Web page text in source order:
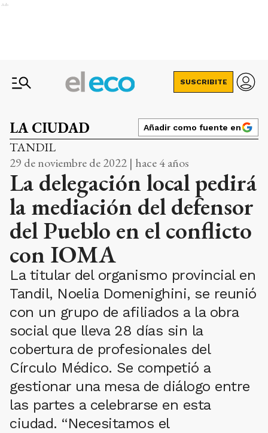
Ads
SUSCRIBITE
LA CIUDAD Añadir como fuente en
TANDIL
29 de noviembre de 2022 | hace 4 años
La delegación local pedirá
la mediación del defensor
del Pueblo en el conflicto
con IOMA
La titular del organismo provincial en
Tandil, Noelia Domenighini, se reunió
con un grupo de afiliados a la obra
social que lleva 28 días sin la
cobertura de profesionales del
Círculo Médico. Se competió a
gestionar una mesa de diálogo entre
las partes a celebrarse en esta
ciudad. “Necesitamos el